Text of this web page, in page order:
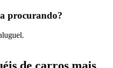
procurando?
de carros mais